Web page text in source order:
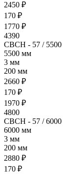
2450 ₽
170 ₽
1770 ₽
4390
СВСН - 57 / 5500
5500 мм
3 мм
200 мм
2660 ₽
170 ₽
1970 ₽
4800
СВСН - 57 / 6000
6000 мм
3 мм
200 мм
2880 ₽
170 ₽